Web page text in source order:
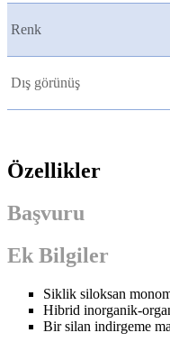
Renk
Dış görünüş
Özellikler
Başvuru
Ek Bilgiler
Siklik siloksan
Hibrid inorganik-
Bir silan indirgeme